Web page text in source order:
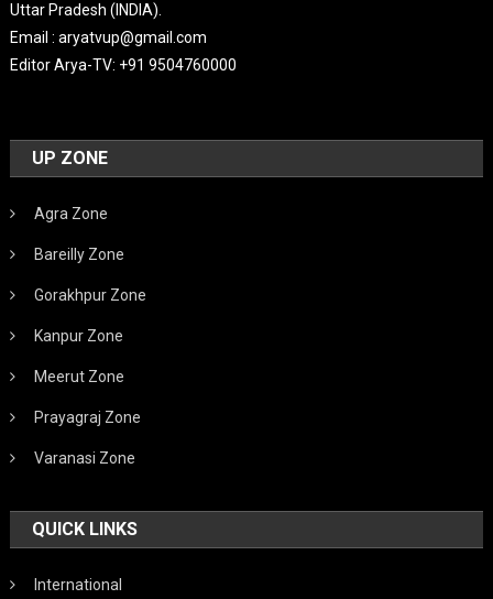
Uttar Pradesh (INDIA).
Email : aryatvup@gmail.com
Editor Arya-TV: +91 9504760000
UP ZONE
Agra Zone
Bareilly Zone
Gorakhpur Zone
Kanpur Zone
Meerut Zone
Prayagraj Zone
Varanasi Zone
QUICK LINKS
International